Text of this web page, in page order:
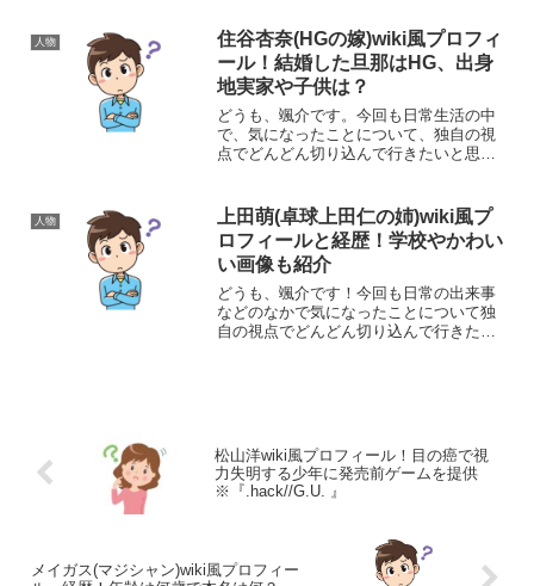
は、フリーアナウンサーの森藤恵美（も
りふじえみ）さんについてで...
人物
住谷杏奈(HGの嫁)wiki風プロフィ
ール！結婚した旦那はHG、出身
地実家や子供は？
どうも、颯介です。今回も日常生活の中
で、気になったことについて、独自の視
点でどんどん切り込んで行きたいと思い
トで実業家の住谷杏奈さんについてで
す。住谷杏奈さんのことは、...
人物
上田萌(卓球上田仁の姉)wiki風プ
ロフィールと経歴！学校やかわい
い画像も紹介
どうも、颯介です！今回も日常の出来事
などのなかで気になったことについて独
自の視点でどんどん切り込んで行きたい
松山洋wiki風プロフィール！目の癌で視
力失明する少年に発売前ゲームを提供
※『.hack//G.U. 』
メイガス(マジシャン)wiki風プロフィー